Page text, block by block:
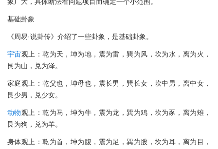
象广大，具体断法看问题项目而确定一个小范围。
基础卦象
《周易·说卦传》介绍了一些卦象，是基础卦象。
宇宙观上：乾为天，坤为地，震为雷，巽为风，坎为水，离为火，
艮为山，兑为泽。
家庭观上：乾父也，坤母也，震长男，巽长女，坎中男，离中女，
艮少男，兑少女。
动物观上：乾为马，坤为牛，震为龙，巽为鸡，坎为豕，离为雉，
艮为狗，兑为羊。
身体观上：乾为首，坤为腹，震为足，巽为股，坎为耳，离为目，